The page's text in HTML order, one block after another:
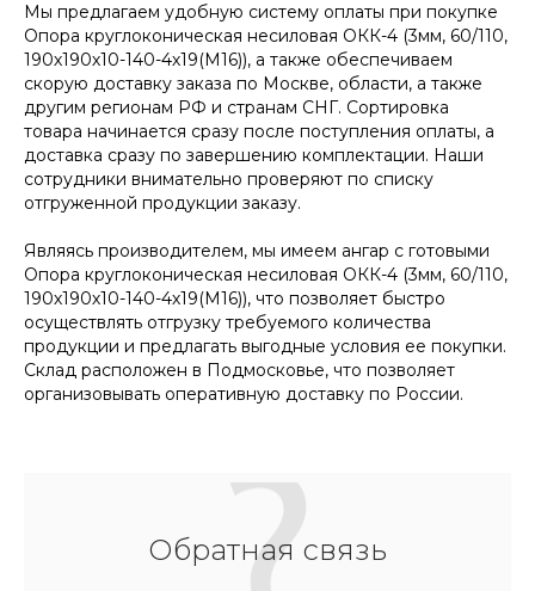
Мы предлагаем удобную систему оплаты при покупке
Опора круглоконическая несиловая ОКК-4 (3мм, 60/110,
190х190х10-140-4х19(М16)), а также обеспечиваем
скорую доставку заказа по Москве, области, а также
другим регионам РФ и странам СНГ. Сортировка
товара начинается сразу после поступления оплаты, а
доставка сразу по завершению комплектации. Наши
сотрудники внимательно проверяют по списку
отгруженной продукции заказу.
Являясь производителем, мы имеем ангар с готовыми
Опора круглоконическая несиловая ОКК-4 (3мм, 60/110,
190х190х10-140-4х19(М16)), что позволяет быстро
осуществлять отгрузку требуемого количества
продукции и предлагать выгодные условия ее покупки.
Склад расположен в Подмосковье, что позволяет
организовывать оперативную доставку по России.
Обратная связь